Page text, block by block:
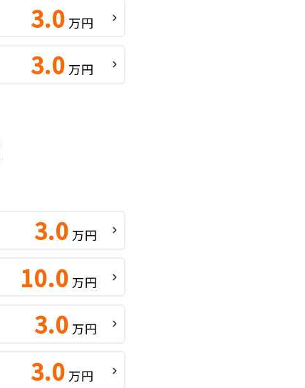
3.0 万円
3.0 万円
3.0 万円
10.0 万円
3.0 万円
3.0 万円